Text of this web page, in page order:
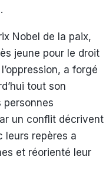
Nobel de la paix,
jeune pour le droit
a forgé
tout son
personnes
un conflit décrivent
leurs repères a
et réorienté leur